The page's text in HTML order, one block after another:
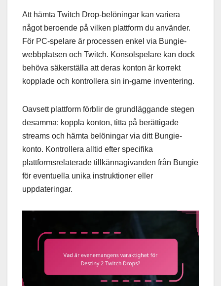
Att hämta Twitch Drop-belöningar kan variera
något beroende på vilken plattform du använder.
För PC-spelare är processen enkel via Bungie-
webbplatsen och Twitch. Konsolspelare kan dock
behöva säkerställa att deras konton är korrekt
kopplade och kontrollera sin in-game inventering.
Oavsett plattform förblir de grundläggande stegen
desamma: koppla konton, titta på berättigade
streams och hämta belöningar via ditt Bungie-
konto. Kontrollera alltid efter specifika
plattformsrelaterade tillkännagivanden från Bungie
för eventuella unika instruktioner eller
uppdateringar.